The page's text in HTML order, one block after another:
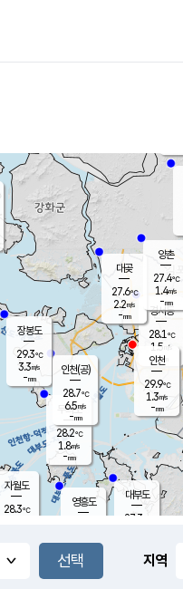
풍도
무의도
28.2℃
1.8m/s
-mm
영흥도
자월도
28.3℃
장봉도
29.3℃
3.3m/s
-mm
대부도
27.3
경서동
28.1℃
1.5 m/s
-mm
대곶
27.6℃
2.2m/s
-mm
양촌
27.4℃
1.4m/s
-mm
인천(공)
28.7℃
6.5m/s
-mm
인천
29.9℃
1.3m/s
-mm
지역